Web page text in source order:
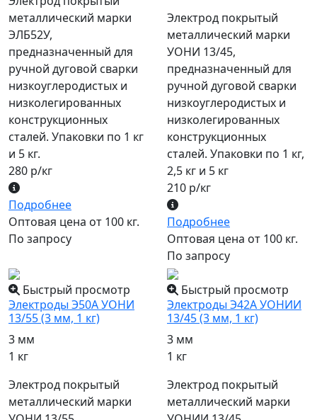
металлический марки
ЭЛБ52У,
предназначенный для
ручной дуговой сварки
низкоуглеродистых и
низколегированных
конструкционных
сталей. Упаковки по 1 кг
и 5 кг.
280 р/кг
Подробнее
Оптовая цена от 100 кг.
По запросу
Электрод покрытый
металлический марки
УОНИ 13/45,
предназначенный для
ручной дуговой сварки
низкоуглеродистых и
низколегированных
конструкционных
сталей. Упаковки по 1 кг,
2,5 кг и 5 кг
210 р/кг
Подробнее
Оптовая цена от 100 кг.
По запросу
Быстрый просмотр
Электроды Э50А УОНИ
13/55 (3 мм, 1 кг)
3 мм
1 кг
Электрод покрытый
металлический марки
Быстрый просмотр
Электроды Э42А УОНИИ
13/45 (3 мм, 1 кг)
3 мм
1 кг
Электрод покрытый
металлический марки